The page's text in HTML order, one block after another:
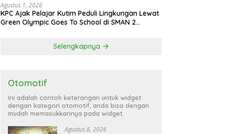
Agustus 1, 2026
KPC Ajak Pelajar Kutim Peduli Lingkungan Lewat
Green Olympic Goes To School di SMAN 2
Selengkapnya
Otomotif
Ini adalah contoh keterangan untuk widget
dengan kategori otomotif, anda bisa dengan
mudah memasukkannya pada widget.
Agustus 8, 2026